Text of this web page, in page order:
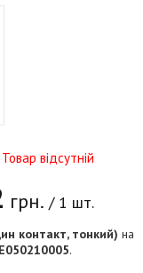
Товар відсутній
грн. / 1 шт.
контакт, тонкий) на
E050210005.